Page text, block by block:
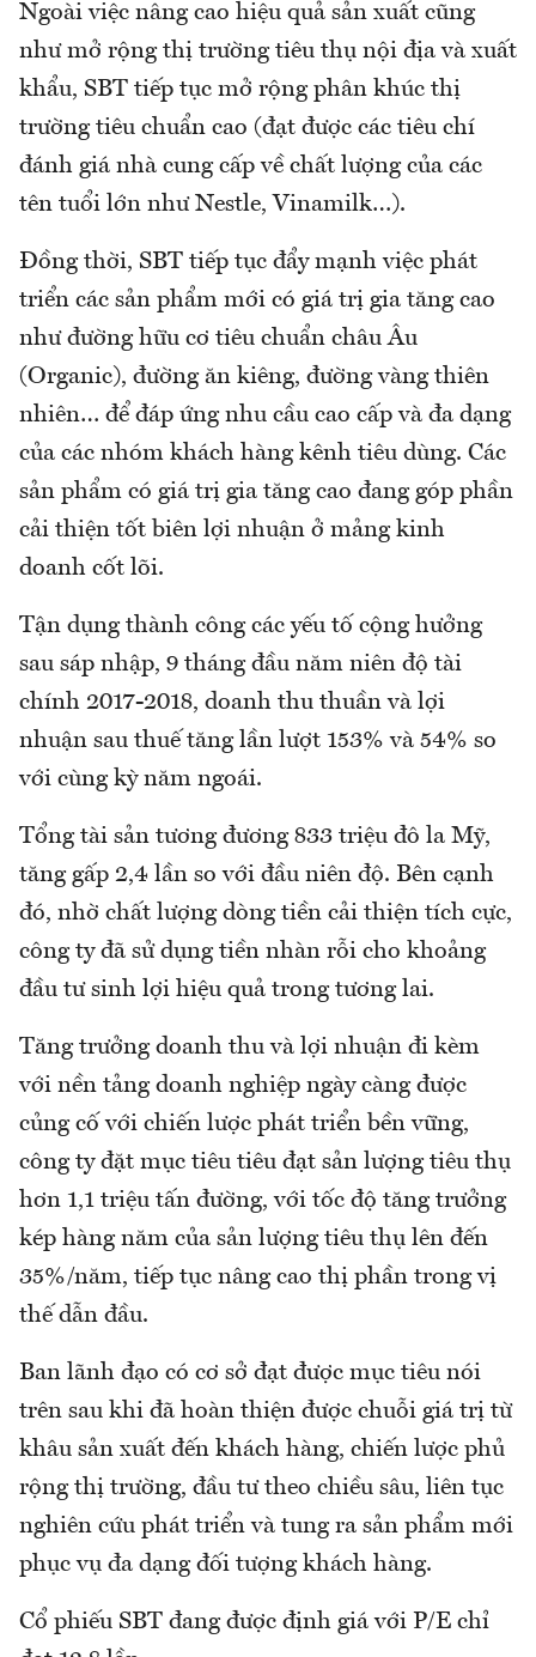
Ngoài việc nâng cao hiệu quả sản xuất cũng
như mở rộng thị trường tiêu thụ nội địa và xuất
khẩu, SBT tiếp tục mở rộng phân khúc thị
trường tiêu chuẩn cao (đạt được các tiêu chí
đánh giá nhà cung cấp về chất lượng của các
tên tuổi lớn như Nestle, Vinamilk…).
Đồng thời, SBT tiếp tục đẩy mạnh việc phát
triển các sản phẩm mới có giá trị gia tăng cao
như đường hữu cơ tiêu chuẩn châu Âu
(Organic), đường ăn kiêng, đường vàng thiên
nhiên… để đáp ứng nhu cầu cao cấp và đa dạng
của các nhóm khách hàng kênh tiêu dùng. Các
sản phẩm có giá trị gia tăng cao đang góp phần
cải thiện tốt biên lợi nhuận ở mảng kinh
doanh cốt lõi.
Tận dụng thành công các yếu tố cộng hưởng
sau sáp nhập, 9 tháng đầu năm niên độ tài
chính 2017-2018, doanh thu thuần và lợi
nhuận sau thuế tăng lần lượt 153% và 54% so
với cùng kỳ năm ngoái.
Tổng tài sản tương đương 833 triệu đô la Mỹ,
tăng gấp 2,4 lần so với đầu niên độ. Bên cạnh
đó, nhờ chất lượng dòng tiền cải thiện tích cực,
công ty đã sử dụng tiền nhàn rỗi cho khoảng
đầu tư sinh lợi hiệu quả trong tương lai.
Tăng trưởng doanh thu và lợi nhuận đi kèm
với nền tảng doanh nghiệp ngày càng được
củng cố với chiến lược phát triển bền vững,
công ty đặt mục tiêu tiêu đạt sản lượng tiêu thụ
hơn 1,1 triệu tấn đường, với tốc độ tăng trưởng
kép hàng năm của sản lượng tiêu thụ lên đến
35%/năm, tiếp tục nâng cao thị phần trong vị
thế dẫn đầu.
Ban lãnh đạo có cơ sở đạt được mục tiêu nói
trên sau khi đã hoàn thiện được chuỗi giá trị từ
khâu sản xuất đến khách hàng, chiến lược phủ
rộng thị trường, đầu tư theo chiều sâu, liên tục
nghiên cứu phát triển và tung ra sản phẩm mới
phục vụ đa dạng đối tượng khách hàng.
Cổ phiếu SBT đang được định giá với P/E chỉ